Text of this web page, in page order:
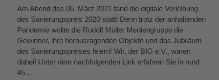
Am Abend des 05. März 2021 fand die digitale Verleihung
des Sanierungspreis 2020 statt! Denn trotz der anhaltenden
Pandemie wollte die Rudolf Müller Mediengruppe die
Gewinner, ihre herausragenden Objekte und das Jubiläum
des Sanierungspreises feiern! Wir, der BIG e.V., waren
dabei! Unter dem nachfolgenden Link erfahren Sie in rund
45…